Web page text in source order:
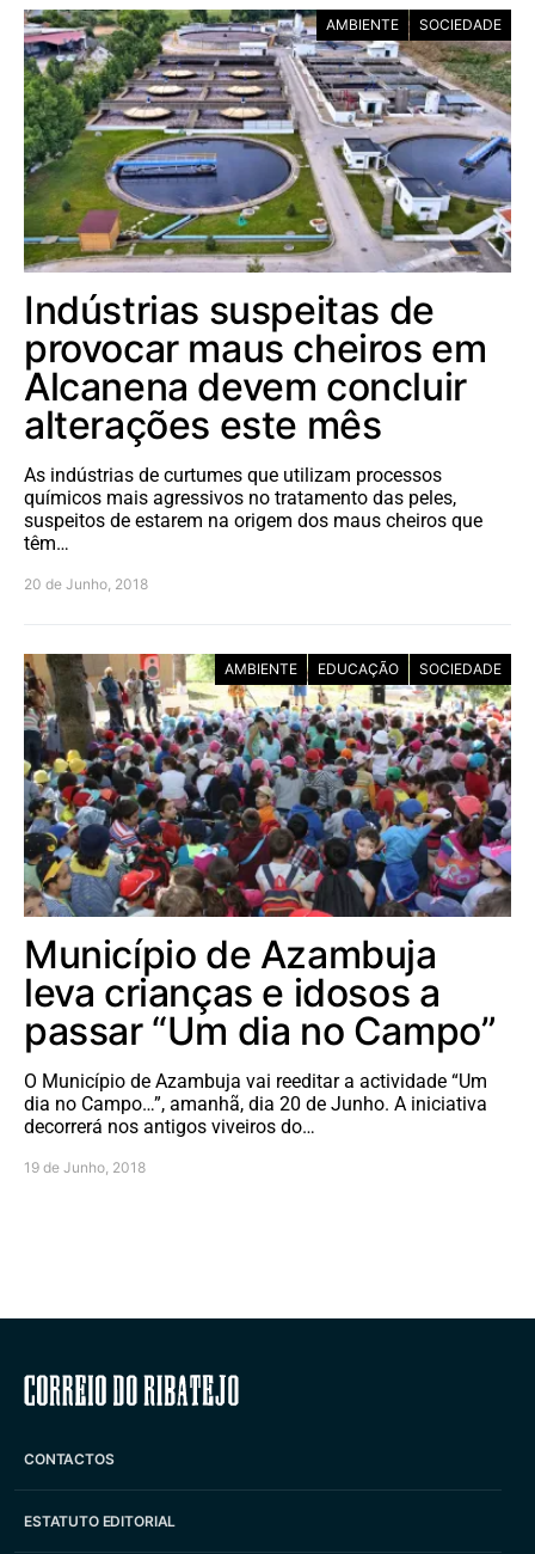
AMBIENTE SOCIEDADE
Indústrias suspeitas de
provocar maus cheiros em
Alcanena devem concluir
alterações este mês
As indústrias de curtumes que utilizam processos
químicos mais agressivos no tratamento das peles,
suspeitos de estarem na origem dos maus cheiros que
têm…
20 de Junho, 2018
AMBIENTE EDUCAÇÃO SOCIEDADE
Município de Azambuja
leva crianças e idosos a
passar “Um dia no Campo”
O Município de Azambuja vai reeditar a actividade “Um
dia no Campo…”, amanhã, dia 20 de Junho. A iniciativa
decorrerá nos antigos viveiros do…
19 de Junho, 2018
Correio do Ribatejo
CONTACTOS
ESTATUTO EDITORIAL